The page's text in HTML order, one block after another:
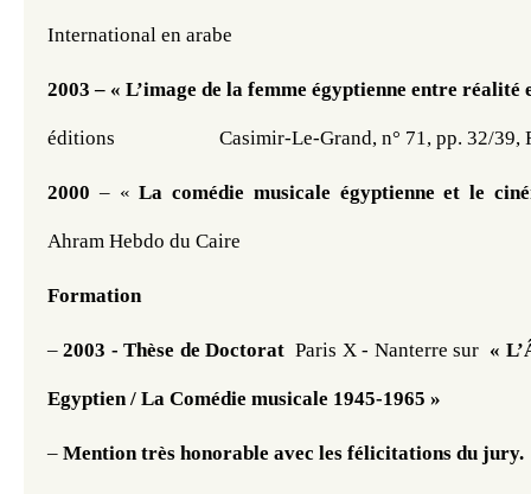
International en arabe
2003 – « L’image de la femme égyptienne entre réalité
éditions                      Casimir-Le-Grand, n° 71, pp. 32/
2000 – « La comédie musicale égyptienne et le
Ahram Hebdo du Caire
Formation
– 2003 - Thèse de Doctorat Paris X - Nanterre sur «
Egyptien / La Comédie musicale 1945-1965 »
– Mention très honorable avec les félicitations du jury.